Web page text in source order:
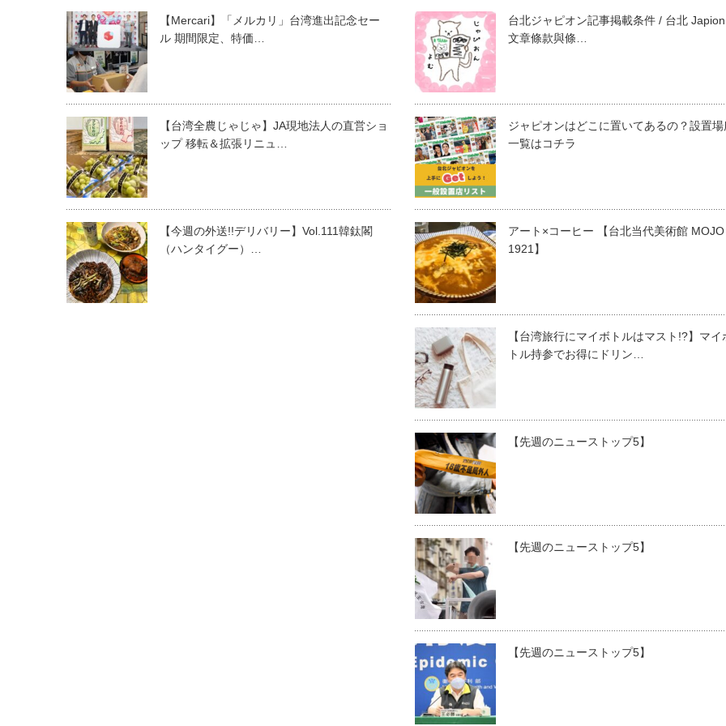
【Mercari】「メルカリ」台湾進出記念セー
ル 期間限定、特価…
【台湾全農じゃじゃ】JA現地法人の直営ショ
ップ 移転＆拡張リニュ…
【今週の外送!!デリバリー】Vol.111韓鈦閣
（ハンタイグー）…
台北ジャピオン記事掲載条件 / 台北 Japion
文章條款與條…
ジャピオンはどこに置いてあるの？設置場
一覧はコチラ
アート×コーヒー 【台北当代美術館 MOJO
1921】
【台湾旅行にマイボトルはマスト!?】マイ
トル持参でお得にドリン…
【先週のニューストップ5】
【先週のニューストップ5】
【先週のニューストップ5】